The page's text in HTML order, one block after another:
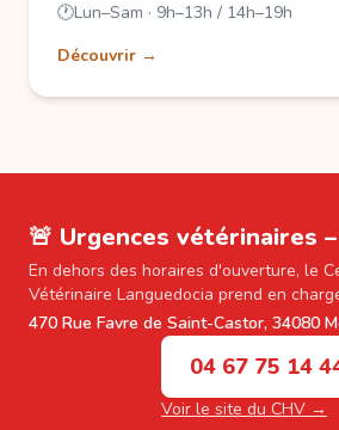
🕐Lun–Sam · 9h–13h / 14h–19h
Découvrir →
🚨 Urgences vétérinaires
En dehors des horaires d'ouverture, le
Vétérinaire Languedocia prend en
470 Rue Favre de Saint-Castor, 34080
04 67 75 14
Voir le site du CHV →